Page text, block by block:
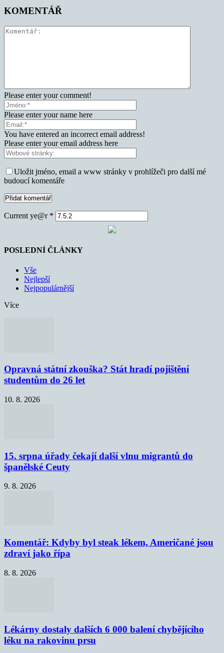
KOMENTÁŘ
Please enter your comment!
Please enter your name here
You have entered an incorrect email address!
Please enter your email address here
Uložit jméno, email a www stránky v prohlížeči pro další mé
budoucí komentáře
Current ye@r *
POSLEDNÍ ČLÁNKY
Vše
Nejlepší
Nejpopulárnější
Více
Opravná státní zkouška? Stát hradí pojištění
studentům do 26 let
10. 8. 2026
15. srpna úřady čekají další vlnu migrantů do
španělské Ceuty
9. 8. 2026
Komentář: Kdyby byl steak lékem, Američané jsou
zdraví jako řípa
8. 8. 2026
Lékárny dostaly dalších 6 000 balení chybějícího
léku na rakovinu prsu